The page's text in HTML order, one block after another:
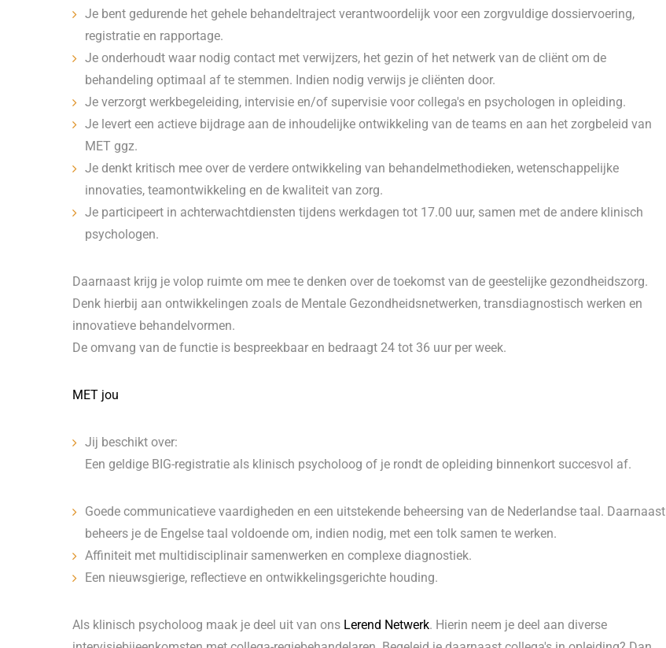
Je bent gedurende het gehele behandeltraject verantwoordelijk voor een zorgvuldige dossiervoering,
registratie en rapportage.
Je onderhoudt waar nodig contact met verwijzers, het gezin of het netwerk van de cliënt om de
behandeling optimaal af te stemmen. Indien nodig verwijs je cliënten door.
Je verzorgt werkbegeleiding, intervisie en/of supervisie voor collega's en psychologen in opleiding.
Je levert een actieve bijdrage aan de inhoudelijke ontwikkeling van de teams en aan het zorgbeleid van
MET ggz.
Je denkt kritisch mee over de verdere ontwikkeling van behandelmethodieken, wetenschappelijke
innovaties, teamontwikkeling en de kwaliteit van zorg.
Je participeert in achterwachtdiensten tijdens werkdagen tot 17.00 uur, samen met de andere klinisch
psychologen.
Daarnaast krijg je volop ruimte om mee te denken over de toekomst van de geestelijke gezondheidszorg.
Denk hierbij aan ontwikkelingen zoals de Mentale Gezondheidsnetwerken, transdiagnostisch werken en
innovatieve behandelvormen.
De omvang van de functie is bespreekbaar en bedraagt 24 tot 36 uur per week.
MET jou
Jij beschikt over:
Een geldige BIG-registratie als klinisch psycholoog of je rondt de opleiding binnenkort succesvol af.
Goede communicatieve vaardigheden en een uitstekende beheersing van de Nederlandse taal. Daarnaast
beheers je de Engelse taal voldoende om, indien nodig, met een tolk samen te werken.
Affiniteit met multidisciplinair samenwerken en complexe diagnostiek.
Een nieuwsgierige, reflectieve en ontwikkelingsgerichte houding.
Als klinisch psycholoog maak je deel uit van ons Lerend Netwerk. Hierin neem je deel aan diverse